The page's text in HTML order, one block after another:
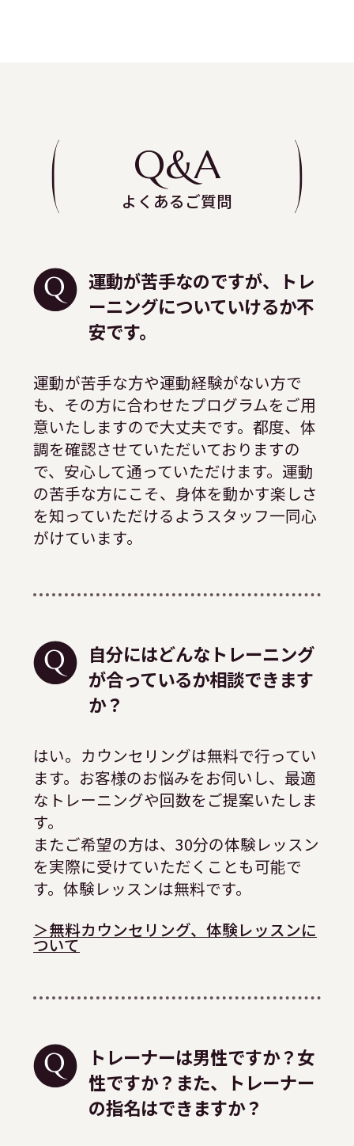
Q&A
よくあるご質問
運動が苦手なのですが、トレ
ーニングについていけるか不
安です。
運動が苦手な方や運動経験がない方で
も、その方に合わせたプログラムをご用
意いたしますので大丈夫です。都度、体
調を確認させていただいておりますの
で、安心して通っていただけます。運動
の苦手な方にこそ、身体を動かす楽しさ
を知っていただけるようスタッフ一同心
がけています。
自分にはどんなトレーニング
が合っているか相談できます
か？
はい。カウンセリングは無料で行ってい
ます。お客様のお悩みをお伺いし、最適
なトレーニングや回数をご提案いたしま
す。
またご希望の方は、30分の体験レッスン
を実際に受けていただくことも可能で
す。体験レッスンは無料です。
＞無料カウンセリング、体験レッスンに
ついて
トレーナーは男性ですか？女
性ですか？また、トレーナー
の指名はできますか？